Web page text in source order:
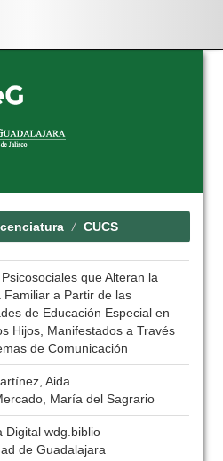
CUCS
que Alteran la
Familiar a Partir de las
de Educación Especial en
Hijos, Manifestados a Través
de Comunicación
Aida
María del Sagrario
Digital wdg.biblio
de Guadalajara